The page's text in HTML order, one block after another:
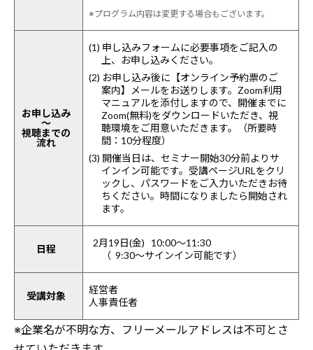
※プログラム内容は変更する場合もございます。
お申し込み
～
視聴までの
流れ
(1) 申し込みフォームに必要事項をご記入の
上、お申し込みください。
(2) お申し込み後に【オンライン予約票のご
案内】メールをお送りします。Zoom利用
マニュアルを添付しますので、開催までに
Zoom(無料)をダウンロードいただき、視
聴環境をご用意いただきます。（所要時
間：10分程度）
(3) 開催当日は、セミナー開始30分前よりサ
インイン可能です。受講ページURLをクリ
ックし、パスワードをご入力いただきお待
ちください。時間になりましたら開始され
ます。
日程
2月19日(金) 10:00～11:30
（ 9:30～サインイン可能です）
受講対象
経営者
人事責任者
※企業名が不明な方、フリーメールアドレスは不可とさ